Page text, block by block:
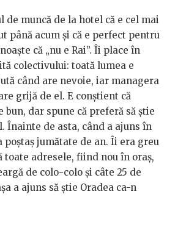
de muncă de la hotel că e cel mai
până acum și că e perfect pentru
că „nu e Rai”. Îi place în
colectivului: toată lumea e
când are nevoie, iar managera
grijă de el. E conștient că
bun, dar spune că preferă să știe
Înainte de asta, când a ajuns în
poștaș jumătate de an. Îi era greu
toate adresele, fiind nou în oraș,
de colo-colo și câte 25 de
a ajuns să știe Oradea ca-n